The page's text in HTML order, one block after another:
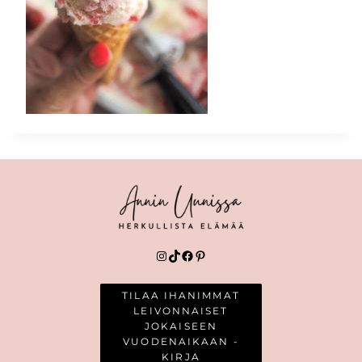
Instagram
TikTok
Facebook
Pinterest
TILAA IHANIMMAT
LEIVONNAISET
JOKAISEEN
VUODENAIKAAN -
KIRJA